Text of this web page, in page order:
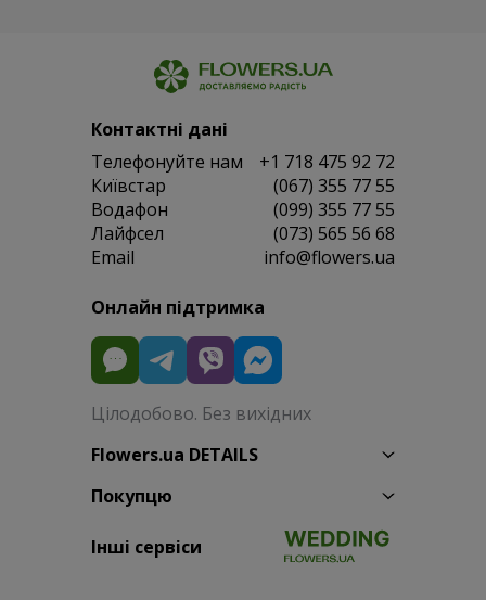
Контактні дані
Телефонуйте нам
+1 718 475 92 72
Київстар
(067) 355 77 55
Водафон
(099) 355 77 55
Лайфсел
(073) 565 56 68
Email
info@flowers.ua
Онлайн підтримка
Цілодобово. Без вихідних
Flowers.ua DETAILS
Покупцю
Інші сервіси